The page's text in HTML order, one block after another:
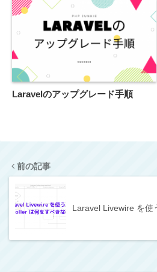
Laravelのアップグレード手順
前の記事
Laravel Livewire を使